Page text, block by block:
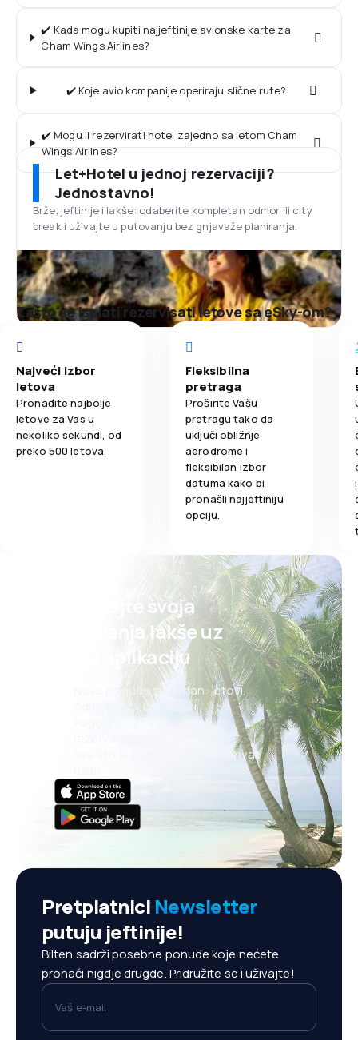
✔️ Kada mogu kupiti najjeftinije avionske karte za
Cham Wings Airlines?
✔️ Koje avio kompanije operiraju slične rute?
✔️ Mogu li rezervirati hotel zajedno sa letom Cham
Wings Airlines?
Let+Hotel u jednoj rezervaciji?
Jednostavno!
Brže, jeftinije i lakše: odaberite kompletan odmor ili city
break i uživajte u putovanju bez gnjavaže planiranja.
Zašto se isplati rezervisati letove sa eSky-om?
Najveći izbor
letova
Pronađite najbolje
letove za Vas u
nekoliko sekundi, od
preko 500 letova.
Fleksibilna
pretraga
Proširite Vašu
pretragu tako da
uključi obližnje
aerodrome i
fleksibilan izbor
datuma kako bi
pronašli najjeftiniju
opciju.
Planirajte svoja
putovanja lakše uz
našu aplikaciju
Nove ponude svaki dan: letovi,
odmori, city break-ovi
Sve što je bitno, uvijek na dohvat
Pretplatnici Newsletter
putuju jeftinije!
Bilten sadrži posebne ponude koje nećete
pronaći nigdje drugde. Pridružite se i uživajte!
Vaš e-mail